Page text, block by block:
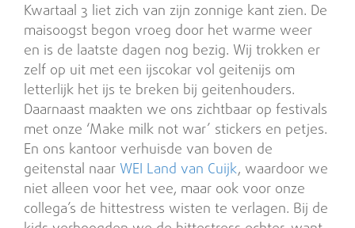
Kwartaal 3 liet zich van zijn zonnige kant zien. De
maisoogst begon vroeg door het warme weer
en is de laatste dagen nog bezig. Wij trokken er
zelf op uit met een ijscokar vol geitenijs om
letterlijk het ijs te breken bij geitenhouders.
Daarnaast maakten we ons zichtbaar op festivals
met onze ‘Make milk not war’ stickers en petjes.
En ons kantoor verhuisde van boven de
geitenstal naar WEI Land van Cuijk, waardoor we
niet alleen voor het vee, maar ook voor onze
collega’s de hittestress wisten te verlagen. Bij de